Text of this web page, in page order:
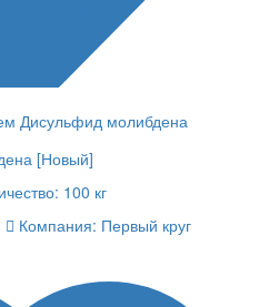
[Новый]
100 кг
Компания: Первый круг